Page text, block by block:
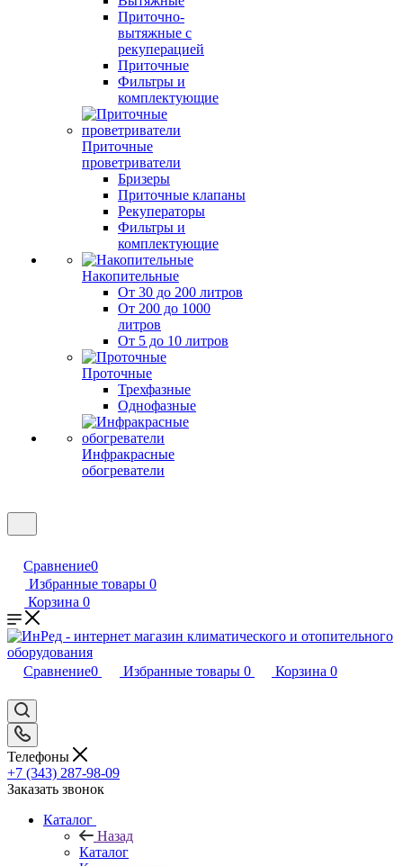
Приточно-
вытяжные с
рекуперацией
Приточные
Фильтры и
комплектующие
Приточные
проветриватели
Бризеры
Приточные клапаны
Рекуператоры
Фильтры и
комплектующие
Накопительные
От 30 до 200 литров
От 200 до 1000
литров
От 5 до 10 литров
Проточные
Трехфазные
Однофазные
Инфракрасные
обогреватели
Сравнение0
Избранные товары 0
Корзина 0
Сравнение0 Избранные товары 0 Корзина 0
Телефоны
+7 (343) 287-98-09
Заказать звонок
Каталог
Назад
Каталог